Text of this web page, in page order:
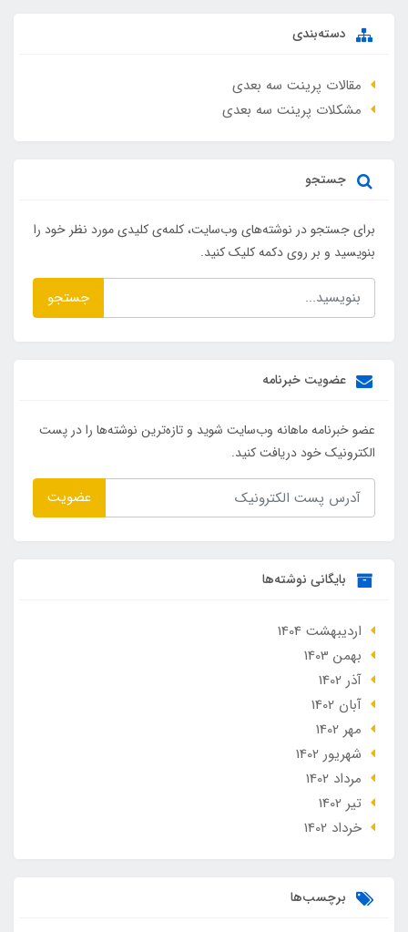
دسته‌بندی
مقالات پرینت سه بعدی
مشکلات پرینت سه بعدی
جستجو
برای جستجو در نوشته‌های وب‌سایت، کلمه‌ی کلیدی مورد نظر خود را
بنویسید و بر روی دکمه کلیک کنید.
جستجو
عضویت خبرنامه
عضو خبرنامه ماهانه وب‌سایت شوید و تازه‌ترین نوشته‌ها را در پست
الکترونیک خود دریافت کنید.
عضویت
بایگانی نوشته‌ها
ارديبهشت 1404
بهمن 1403
آذر 1402
آبان 1402
مهر 1402
شهریور 1402
مرداد 1402
تير 1402
خرداد 1402
برچسب‌ها